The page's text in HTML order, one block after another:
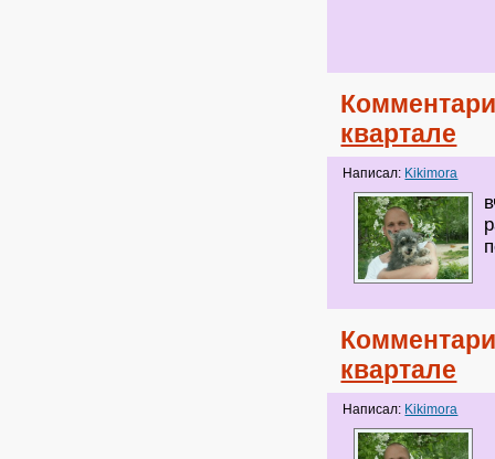
квартале
Написал: Kikimora
квартале
Написал: Kikimora